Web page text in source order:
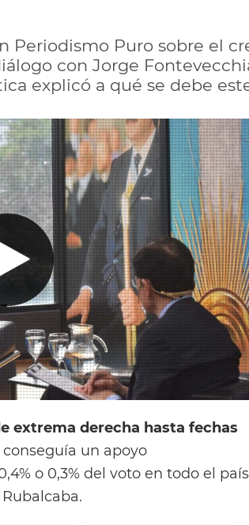
Periodismo Puro sobre el
con Jorge
explicó a qué se debe
extrema derecha hasta fechas
conseguía un apoyo
o 0,3% del voto en todo el